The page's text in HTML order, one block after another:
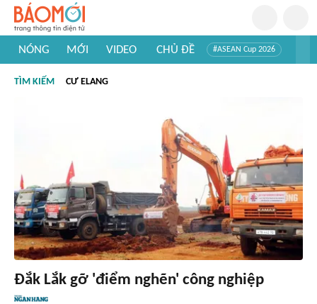
NÓNG MỚI VIDEO CHỦ ĐỀ #ASEAN Cup 2026
#Khám phá thế giới
TÌM KIẾM CƯ ELANG
Đắk Lắk gỡ 'điểm nghẽn' công nghiệp